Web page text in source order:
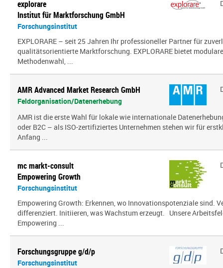
explorare
Institut für Marktforschung GmbH
Forschungsinstitut
EXPLORARE – seit 25 Jahren Ihr professioneller Partner für
qualitätsorientierte Marktforschung. EXPLORARE bietet
Methodenwahl, ...
AMR Advanced Market Research GmbH
Feldorganisation/Datenerhebung
AMR ist die erste Wahl für lokale wie internationale
oder B2C – als ISO-zertifiziertes Unternehmen stehen wir für
Anfang ...
mc markt-consult
Empowering Growth
Forschungsinstitut
Empowering Growth: Erkennen, wo Innovationspotenziale sind.
differenziert. Initiieren, was Wachstum erzeugt. Unsere
Empowering ...
Forschungsgruppe g/d/p
Forschungsinstitut